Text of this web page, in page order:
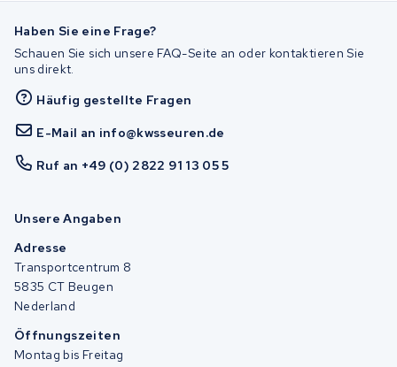
Haben Sie eine Frage?
Schauen Sie sich unsere FAQ-Seite an oder kontaktieren Sie
uns direkt.
Häufig gestellte Fragen
E-Mail an info@kwsseuren.de
Ruf an +49 (0) 2822 91 13 05 5
Unsere Angaben
Adresse
Transportcentrum 8
5835 CT Beugen
Nederland
Öffnungszeiten
Montag bis Freitag